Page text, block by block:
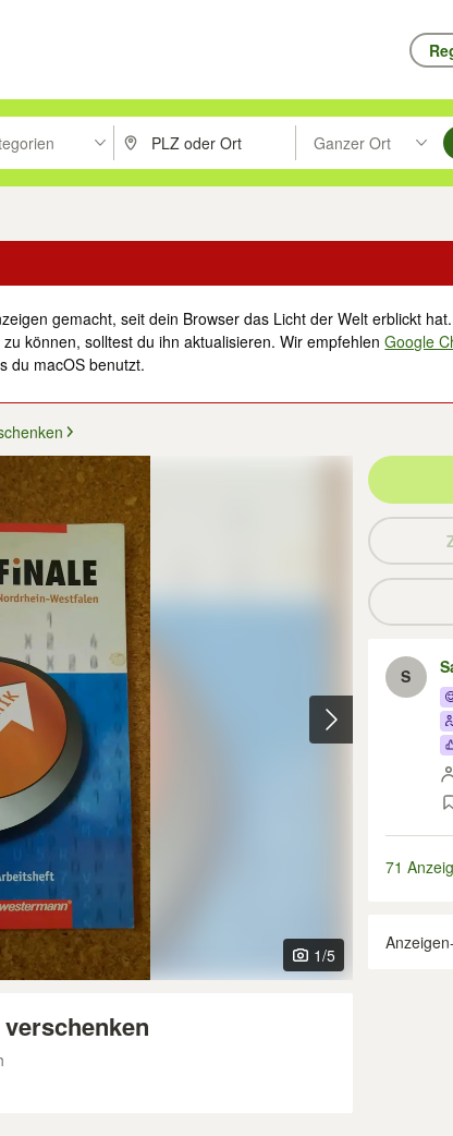
oder Vorschläge mit den Pfeiltasten nach oben/unten
PLZ oder Ort eingeben. Eingabetaste drücken
Ganzer Ort
Suche im Umkreis
gemacht, seit dein Browser das Licht der Welt erblickt
können, solltest du ihn aktualisieren. Wir empfehlenGoogle
du macOS benutzt.
1/5
S
71